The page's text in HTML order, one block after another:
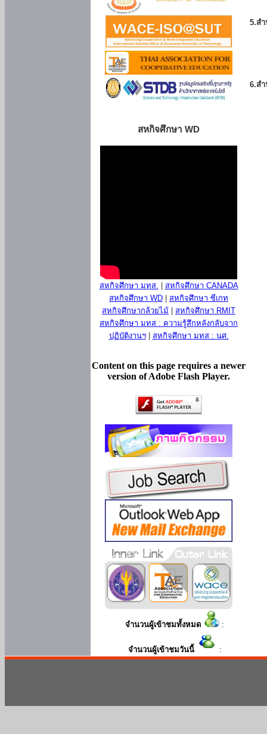
สหกิจศึกษา WD
สหกิจศึกษา มทส.
สหกิจศึกษา CANADA
สหกิจศึกษา WD
สหกิจศึกษา ซีเกท
สหกิจศึกษากล้วยไม้
สหกิจศึกษา RMIT
สหกิจศึกษา มทส : ความรู้สึกหลังกลับจาก
ปฏิบัติงานฯ| สหกิจศึกษา มทส : นศ.
Content on this page requires a newer
version of Adobe Flash Player.
จำนวนผู้เข้าชมทั้งหมด :
จำนวนผู้เข้าชมวันนี้ :
5.ส
6.ส